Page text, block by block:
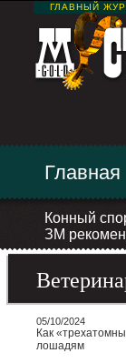
ГЛАВНЫЙ
Главная
Конный
ЗМ
05/10/2024
Как
лошадям